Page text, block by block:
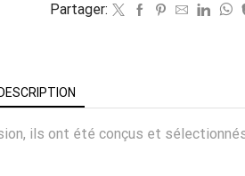
Partager:
DESCRIPTION
ils ont été conçus et